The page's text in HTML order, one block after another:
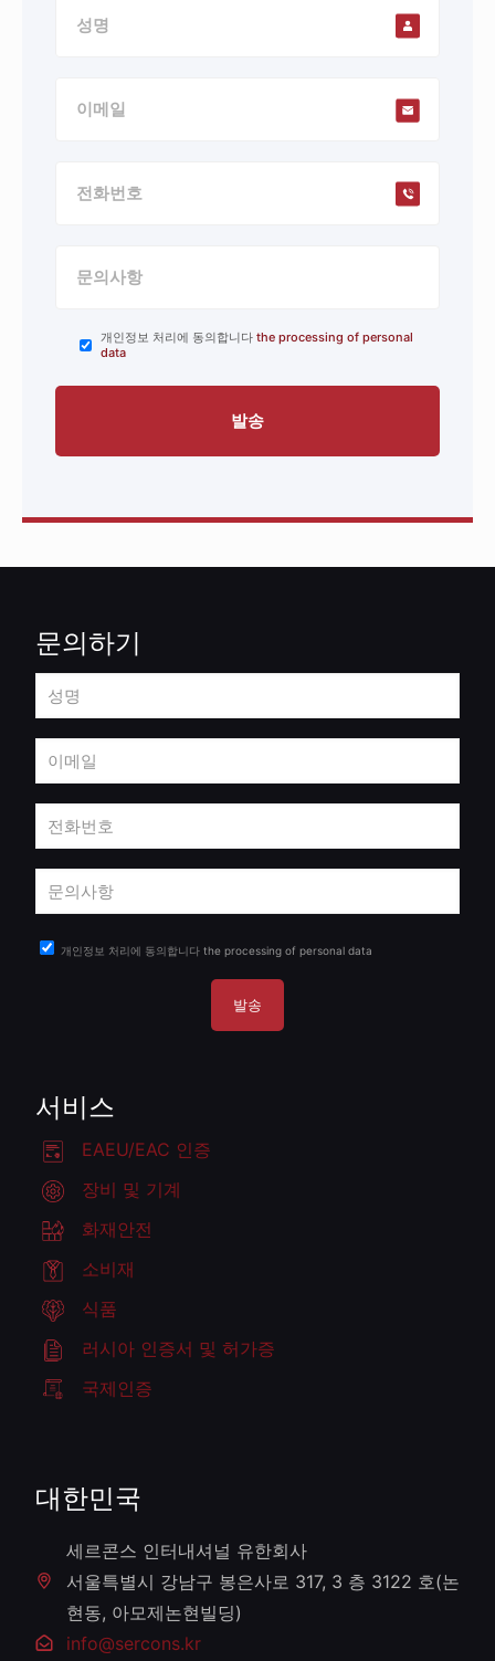
개인정보 처리에 동의합니다the processing of personal
data
문의하기
개인정보 처리에 동의합니다 the processing of personal data
서비스
EAEU/EAC 인증
장비 및 기계
화재안전
소비재
식품
러시아 인증서 및 허가증
국제인증
대한민국
세르콘스 인터내셔널 유한회사
서울특별시 강남구 봉은사로 317, 3 층 3122 호(논
현동, 아모제논현빌딩)
info@sercons.kr